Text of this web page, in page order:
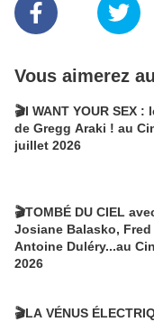
Vous aimerez
🎬I WANT YOUR SEX
de Gregg Araki ! au
juillet 2026
🎬TOMBÉ DU CIEL
Josiane Balasko, Fred
Antoine Duléry...au
2026
🎬LA VÉNUS